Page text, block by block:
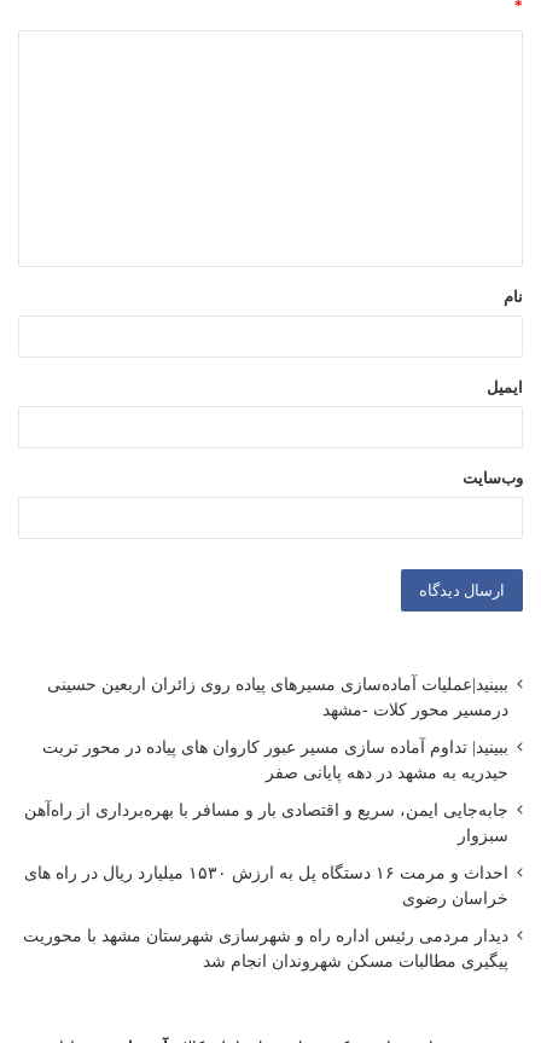
*
*
نام
ایمیل
وب‌سایت
ببینید|عملیات آماده‌سازی مسیرهای پیاده روی زائران اربعین حسینی
درمسیر محور کلات -مشهد
ببینید| تداوم آماده سازی مسیر عبور کاروان های پیاده در محور تربت
حیدریه به مشهد در دهه پایانی صفر
جابه‌جایی ایمن، سریع و اقتصادی بار و مسافر با بهره‌برداری از راه‌آهن
سبزوار
احداث و مرمت ۱۶ دستگاه پل به ارزش ۱۵۳۰ میلیارد ریال در راه های
خراسان رضوی
دیدار مردمی رئیس اداره راه و شهرسازی شهرستان مشهد با محوریت
پیگیری مطالبات مسکن شهروندان انجام شد